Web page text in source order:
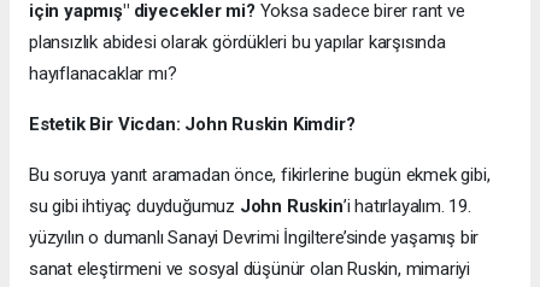
için yapmış" diyecekler mi? Yoksa sadece birer rant ve
plansızlık abidesi olarak gördükleri bu yapılar karşısında
hayıflanacaklar mı?
Estetik Bir Vicdan: John Ruskin Kimdir?
Bu soruya yanıt aramadan önce, fikirlerine bugün ekmek gibi,
su gibi ihtiyaç duyduğumuz John Ruskin’i hatırlayalım. 19.
yüzyılın o dumanlı Sanayi Devrimi İngiltere’sinde yaşamış bir
sanat eleştirmeni ve sosyal düşünür olan Ruskin, mimariyi